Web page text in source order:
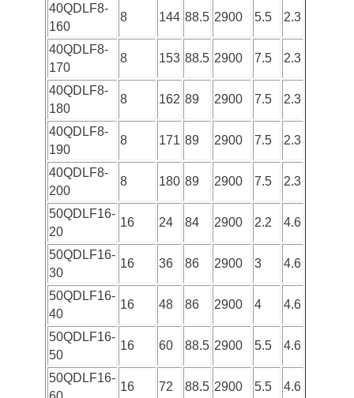
40QDLF8-
160
8 144 88.5 2900 5.5 2.3
40QDLF8-
170
8 153 88.5 2900 7.5 2.3
40QDLF8-
180
8 162 89 2900 7.5 2.3
40QDLF8-
190
8 171 89 2900 7.5 2.3
40QDLF8-
200
8 180 89 2900 7.5 2.3
50QDLF16-
20
16 24 84 2900 2.2 4.6
50QDLF16-
30
16 36 86 2900 3 4.6
50QDLF16-
40
16 48 86 2900 4 4.6
50QDLF16-
50
16 60 88.5 2900 5.5 4.6
50QDLF16-
16 72 88.5 2900 5.5 4.6